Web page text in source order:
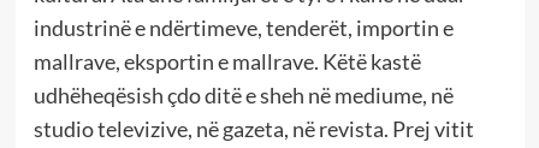
industrinë e ndërtimeve, tenderët, importin e
mallrave, eksportin e mallrave. Këtë kastë
udhëheqësish çdo ditë e sheh në mediume, në
studio televizive, në gazeta, në revista. Prej vitit